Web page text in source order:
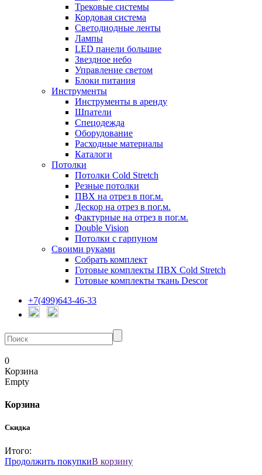
Трековые системы
Кордовая система
Светодиодные ленты
Лампы
LED панели большие
Звездное небо
Управление светом
Блоки питания
Инструменты
Инструменты в аренду
Шпатели
Спецодежда
Оборудование
Расходные материалы
Каталоги
Потолки
Потолки Cold Stretch
Резные потолки
ПВХ на отрез в пог.м.
Дескор на отрез в пог.м.
Фактурные на отрез в пог.м.
Double Vision
Потолки с гарпуном
Своими руками
Собрать комплект
Готовые комплекты ПВХ Cold Stretch
Готовые комплекты ткань Descor
+7(499)643-46-33
0
Корзина
Empty
Корзина
Скидка
Итого:
Продолжить покупкиВ корзину